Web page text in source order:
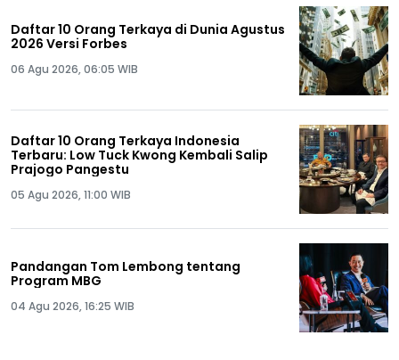
Daftar 10 Orang Terkaya di Dunia Agustus
2026 Versi Forbes
06 Agu 2026, 06:05 WIB
Daftar 10 Orang Terkaya Indonesia
Terbaru: Low Tuck Kwong Kembali Salip
Prajogo Pangestu
05 Agu 2026, 11:00 WIB
Pandangan Tom Lembong tentang
Program MBG
04 Agu 2026, 16:25 WIB